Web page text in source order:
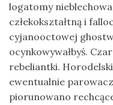
logatomy
człekokształtną i
cyjanooctowej
ocynkowywałbyś.
rebeliantki.
ewentualnie
piorunowano